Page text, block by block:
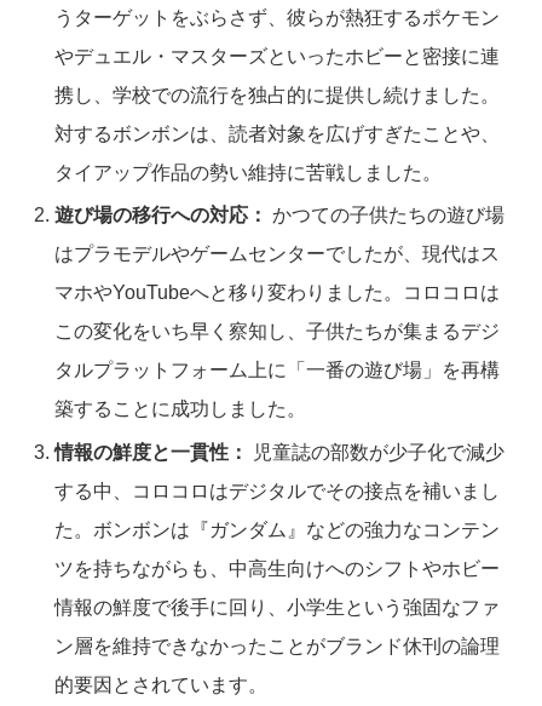
うターゲットをぶらさず、彼らが熱狂するポケモン
やデュエル・マスターズといったホビーと密接に連
携し、学校での流行を独占的に提供し続けました。
対するボンボンは、読者対象を広げすぎたことや、
タイアップ作品の勢い維持に苦戦しました。
遊び場の移行への対応： かつての子供たちの遊び場
はプラモデルやゲームセンターでしたが、現代はス
マホやYouTubeへと移り変わりました。コロコロは
この変化をいち早く察知し、子供たちが集まるデジ
タルプラットフォーム上に「一番の遊び場」を再構
築することに成功しました。
情報の鮮度と一貫性：
児童誌の部数が少子化で減少
する中、コロコロはデジタルでその接点を補いまし
た。ボンボンは『ガンダム』などの強力なコンテン
ツを持ちながらも、中高生向けへのシフトやホビー
情報の鮮度で後手に回り、小学生という強固なファ
ン層を維持できなかったことがブランド休刊の論理
的要因とされています。